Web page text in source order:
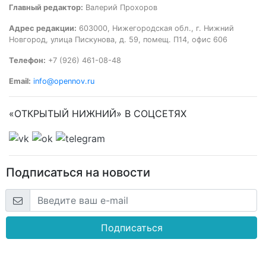
Главный редактор: Валерий Прохоров
Адрес редакции: 603000, Нижегородская обл., г. Нижний
Новгород, улица Пискунова, д. 59, помещ. П14, офис 606
Телефон: +7 (926) 461-08-48
Email: info@opennov.ru
«ОТКРЫТЫЙ НИЖНИЙ» В СОЦСЕТЯХ
Подписаться на новости
Подписаться